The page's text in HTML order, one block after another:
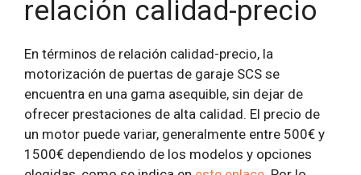
relación calidad-precio
En términos de relación calidad-precio, la
motorización de puertas de garaje SCS se
encuentra en una gama asequible, sin dejar de
ofrecer prestaciones de alta calidad. El precio de
un motor puede variar, generalmente entre 500€ y
1500€ dependiendo de los modelos y opciones